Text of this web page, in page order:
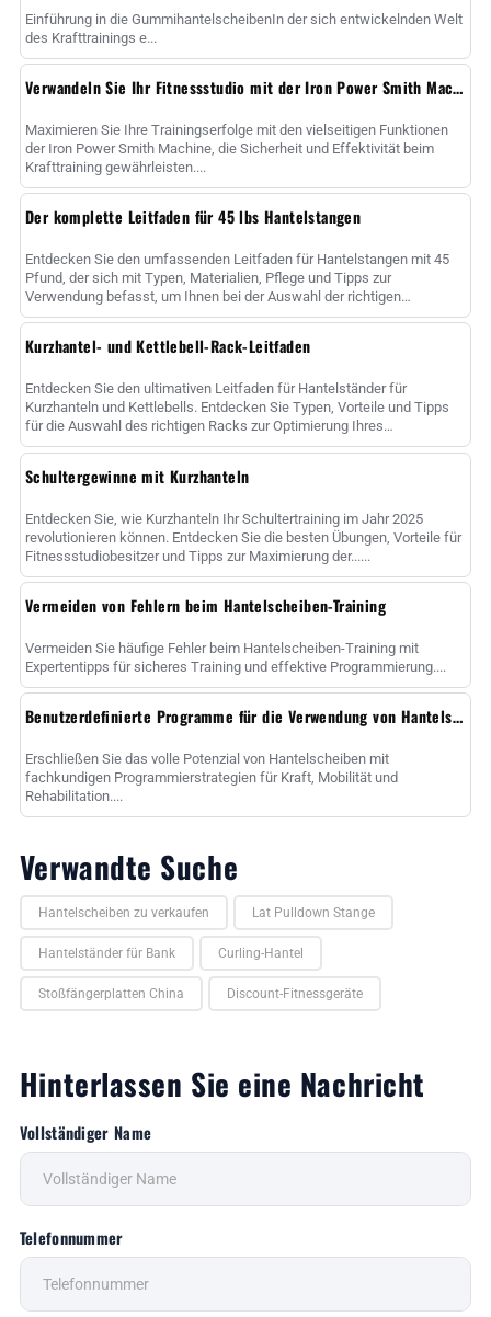
Einführung in die GummihantelscheibenIn der sich entwickelnden Welt
des Krafttrainings e...
Verwandeln Sie Ihr Fitnessstudio mit der Iron Power Smith Machine
Maximieren Sie Ihre Trainingserfolge mit den vielseitigen Funktionen
der Iron Power Smith Machine, die Sicherheit und Effektivität beim
Krafttraining gewährleisten....
Der komplette Leitfaden für 45 lbs Hantelstangen
Entdecken Sie den umfassenden Leitfaden für Hantelstangen mit 45
Pfund, der sich mit Typen, Materialien, Pflege und Tipps zur
Verwendung befasst, um Ihnen bei der Auswahl der richtigen
Hantelstange zur Maximierung......
Kurzhantel- und Kettlebell-Rack-Leitfaden
Entdecken Sie den ultimativen Leitfaden für Hantelständer für
Kurzhanteln und Kettlebells. Entdecken Sie Typen, Vorteile und Tipps
für die Auswahl des richtigen Racks zur Optimierung Ihres
Fitnessstudios sp......
Schultergewinne mit Kurzhanteln
Entdecken Sie, wie Kurzhanteln Ihr Schultertraining im Jahr 2025
revolutionieren können. Entdecken Sie die besten Übungen, Vorteile für
Fitnessstudiobesitzer und Tipps zur Maximierung der......
Vermeiden von Fehlern beim Hantelscheiben-Training
Vermeiden Sie häufige Fehler beim Hantelscheiben-Training mit
Expertentipps für sicheres Training und effektive Programmierung....
Benutzerdefinierte Programme für die Verwendung von Hantelscheiben
Erschließen Sie das volle Potenzial von Hantelscheiben mit
fachkundigen Programmierstrategien für Kraft, Mobilität und
Rehabilitation....
Verwandte Suche
Hantelscheiben zu verkaufen Lat Pulldown Stange
Hantelständer für Bank Curling-Hantel
Stoßfängerplatten China Discount-Fitnessgeräte
Hinterlassen Sie eine Nachricht
Vollständiger Name
Telefonnummer